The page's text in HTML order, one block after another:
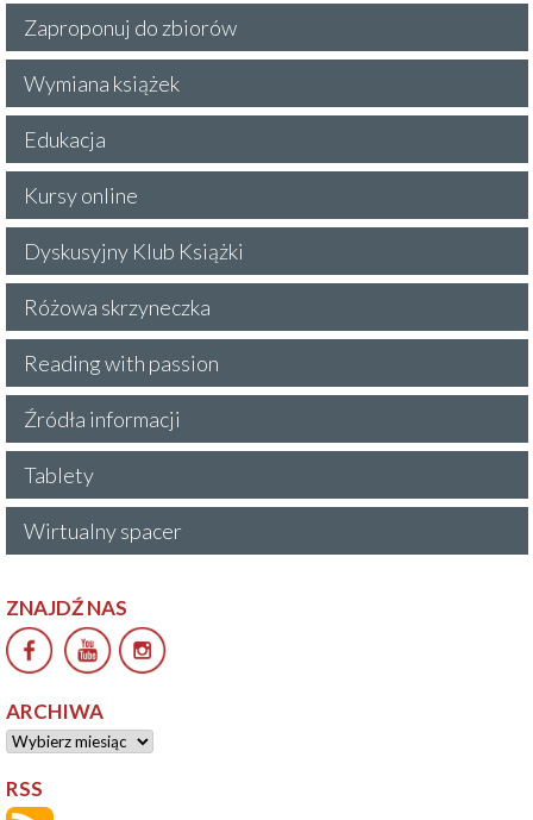
Zaproponuj do zbiorów
Wymiana książek
Edukacja
Kursy online
Dyskusyjny Klub Książki
Różowa skrzyneczka
Reading with passion
Źródła informacji
Tablety
Wirtualny spacer
ZNAJDŹ NAS
ARCHIWA
Archiwa
RSS